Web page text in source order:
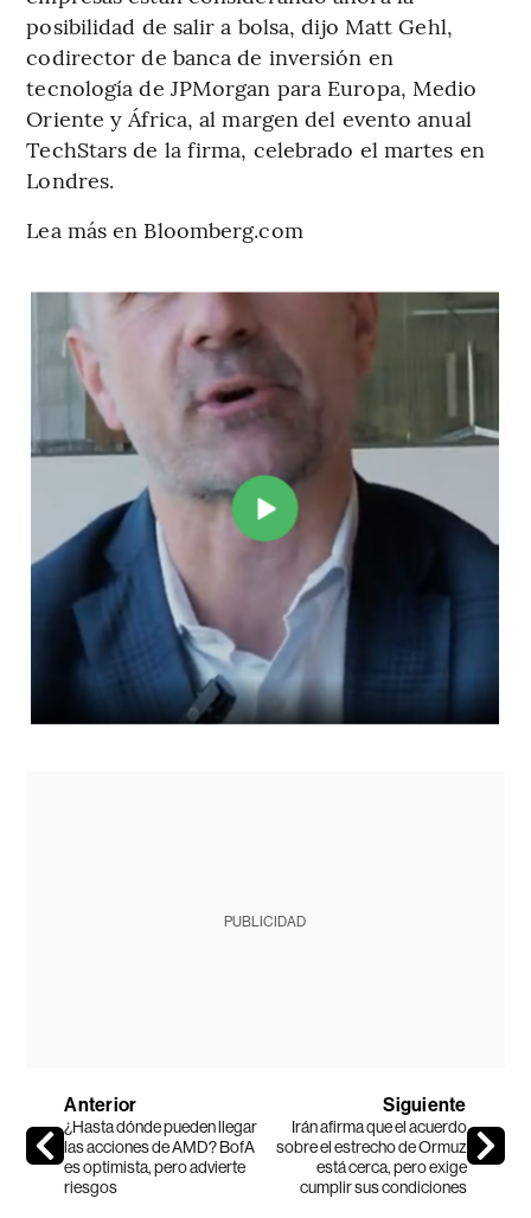
posibilidad de salir a bolsa, dijo Matt Gehl,
codirector de banca de inversión en
tecnología de JPMorgan para Europa, Medio
Oriente y África, al margen del evento anual
TechStars de la firma, celebrado el martes en
Londres.
Lea más en Bloomberg.com
PUBLICIDAD
Anterior
¿Hasta dónde pueden llegar
las acciones de AMD? BofA
es optimista, pero advierte
riesgos
Siguiente
Irán afirma que el acuerdo
sobre el estrecho de Ormuz
está cerca, pero exige
cumplir sus condiciones